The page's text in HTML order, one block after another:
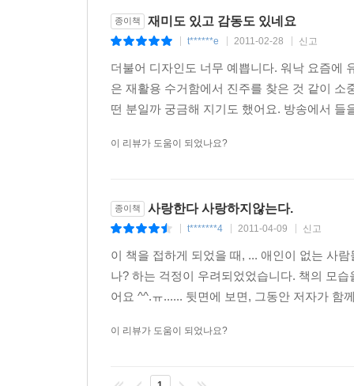
종이책 재미도 있고 감동도 있네요
t******e 2011-02-28 신고
더불어 디자인도 너무 예쁩니다. 워낙 요즘에
은 재활용 수거함에서 진주를 찾은 것 같이
떤 분일까 궁금해 지기도 했어요. 방송에서
이 리뷰가 도움이 되었나요?
종이책 사랑한다 사랑하지않는다.
t*******4 2011-04-09 신고
이 책을 접하게 되었을 때, ... 애인이 없는 사
나? 하는 걱정이 우려되었었습니다. 책의 모
어요 ^^.ㅠ...... 뒷면에 보면, 그동안 저자가 함
이 리뷰가 도움이 되었나요?